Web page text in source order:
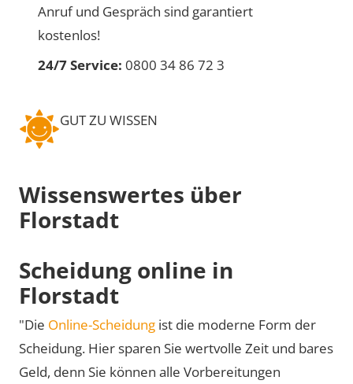
Anruf und Gespräch sind garantiert
kostenlos!
24/7 Service: 0800 34 86 72 3
GUT ZU WISSEN
Wissenswertes über
Florstadt
Scheidung online in
Florstadt
"Die Online-Scheidung ist die moderne Form der
Scheidung. Hier sparen Sie wertvolle Zeit und bares
Geld, denn Sie können alle Vorbereitungen